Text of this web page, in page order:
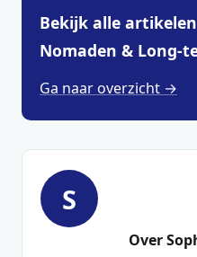
Bekijk alle
Nomaden & Long-
Ga naar overzicht →
S
Over